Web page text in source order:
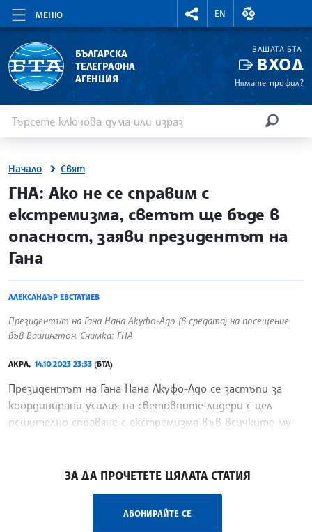
МЕНЮ
RIGHTMENU.SOCIAL
EN
ВАЛУТНИ
БЪЛГАРСКА
ТЕЛЕГРАФНА
АГЕНЦИЯ
ВАШАТА БТА
ВХОД
Нямате профил?
Начало Свят
site.bta
ГНА: Ако не се справим с
екстремизма, светът ще бъде в
опасност, заяви президентът на
Гана
АЛЕКСАНДЪР ЕВСТАТИЕВ
Президентът на Гана Нана Акуфо-Адо (в средата) на посещение
във Вашингтон. Снимка: ГНА
АКРА, 14.10.2023 23:33 (БТА)
Президентът на Гана Нана Акуфо-Адо се застъпи за
координирани усилия на световните лидери с цел
решително справяне с екстремизма във всичките му
ЗА ДА ПРОЧЕТЕТЕ ЦЯЛАТА СТАТИЯ
АБОНИРАЙТЕ СЕ